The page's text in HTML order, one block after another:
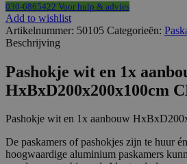
030-6865422 Voor hulp & advies
Add to wishlist
Artikelnummer: 50105 Categorieën:
Beschrijving
Pashokje wit en 1x
HxBxD200x200x100cm
Pashokje wit en 1x aanbouw
De paskamers of pashokjes zijn te huur
hoogwaardige aluminium paskamers